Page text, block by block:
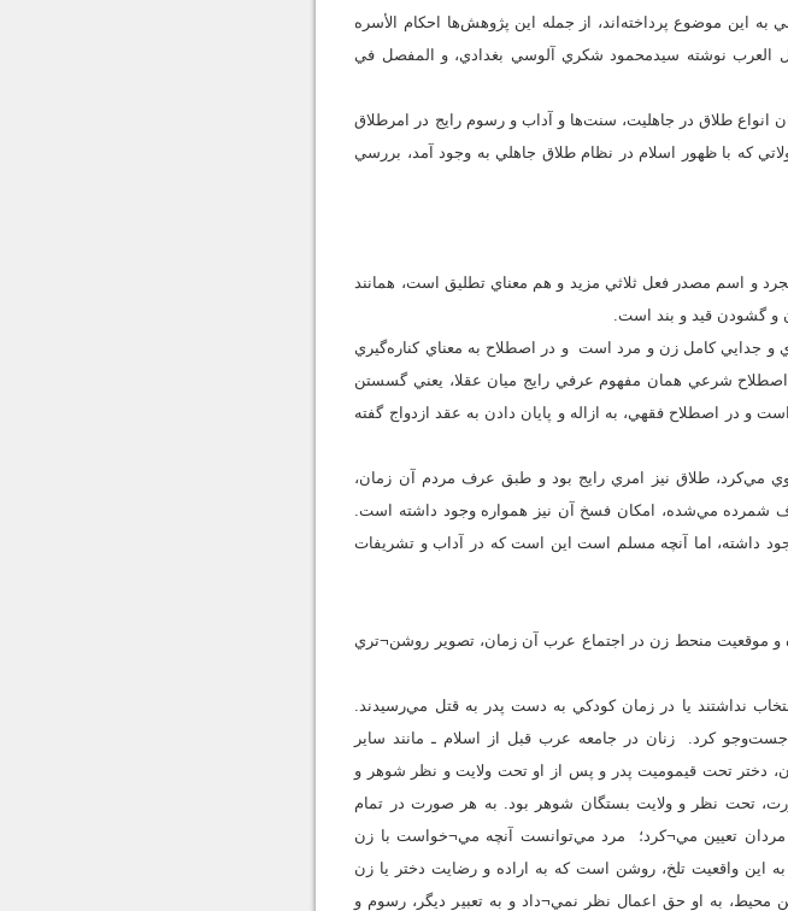
به اين موضوع پرداخته‌اند، از جمله اين پژوهش‌ها احكام الأسره
العرب نوشته سيدمحمود شكري آلوسي بغدادي،‌ و المفصل في
طلاق در جاهليت، سنت‌ها و آداب و رسوم رايج در امرطلاق
كه با ظهور اسلام در نظام طلاق جاهلي به وجود آمد، بررسي
اسم مصدر فعل ثلاثي مزيد و هم معناي تطليق است، همانند
و گشودن قيد و بند است.
و جدايي كامل زن و مرد است و در اصطلاح به معناي كناره‌گيري
شرعي همان مفهوم عرفي رايج ميان عقلا، يعني گسستن
در اصطلاح فقهي، به ازاله و پايان دادن به عقد ازدواج گفته
مي‌كرد، طلاق نيز امري رايج بود و طبق عرف مردم آن زمان،‌
شمرده مي‌شده، امكان فسخ آن نيز همواره وجود داشته است.
داشته، اما آنچه مسلم است اين است كه در آداب و تشريفات
و موقعيت منحط زن در اجتماع عرب آن زمان، تصوير روشن¬تري
نداشتند يا در زمان كودكي به دست پدر به قتل مي‌رسيدند.
كرد. زنان در جامعه عرب قبل از اسلام ـ مانند ساير
دختر تحت قيموميت پدر و پس از او تحت ولايت و نظر شوهر و
تحت نظر و ولايت بستگان شوهر بود. به هر صورت در تمام
مردان تعيين مي¬كرد؛ مرد مي‌توانست آنچه مي¬خواست با زن
اين واقعيت تلخ، روشن است كه به اراده و رضايت دختر يا زن
محيط، به او حق اعمال نظر نمي¬داد و به تعبير ديگر، رسوم و